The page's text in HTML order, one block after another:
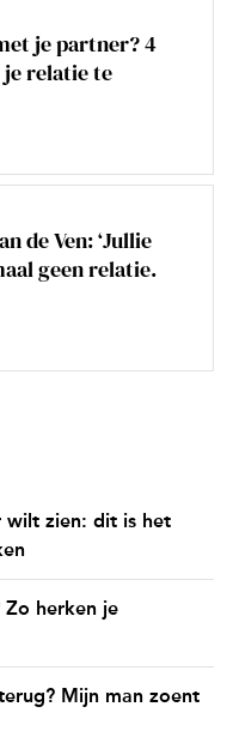
je partner? 4
relatie te
de Ven: ‘Jullie
geen relatie.
wilt zien: dit is het
herken je
Mijn man zoent